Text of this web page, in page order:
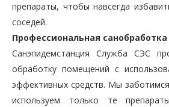
препараты, чтобы навсегда
соседей.
Профессиональная санобработка
Санэпидемстанция Служба СЭС
обработку помещений с
эффективных средств. Мы
используем только те